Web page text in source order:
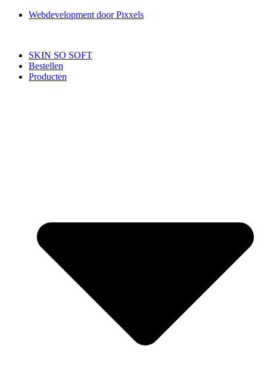
Webdevelopment door Pixxels
SKIN SO SOFT
Bestellen
Producten